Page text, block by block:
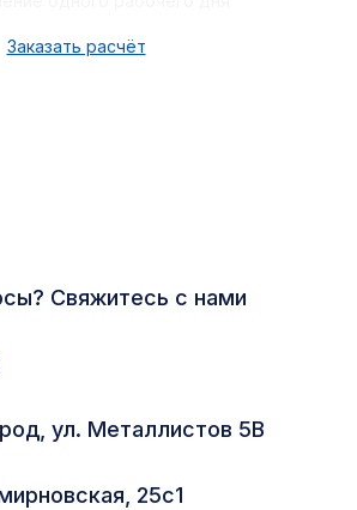
Заказать расчёт
Свяжитесь с нами
ул. Металлистов 5В
25с1